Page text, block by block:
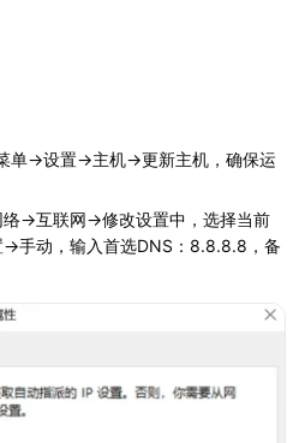
单→设置→主机→更新主机，确保运
络→互联网→修改设置中，选择当前
手动，输入首选DNS：8.8.8.8，备